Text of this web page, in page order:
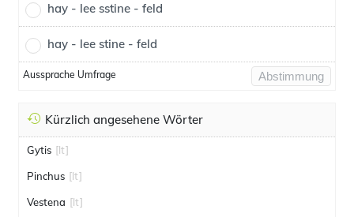
hay - lee sstine - feld
hay - lee stine - feld
Aussprache Umfrage Abstimmung
Kürzlich angesehene Wörter
Gytis [lt]
Pinchus [lt]
Vestena [lt]